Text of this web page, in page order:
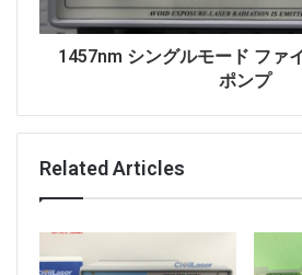
1457nm シングルモード ファ
ポンプ
Related Articles